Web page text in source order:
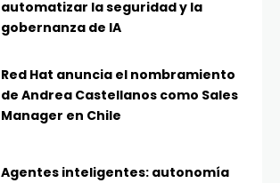
automatizar la seguridad y la
gobernanza de IA
Red Hat anuncia el nombramiento
de Andrea Castellanos como Sales
Manager en Chile
Agentes inteligentes: autonomía